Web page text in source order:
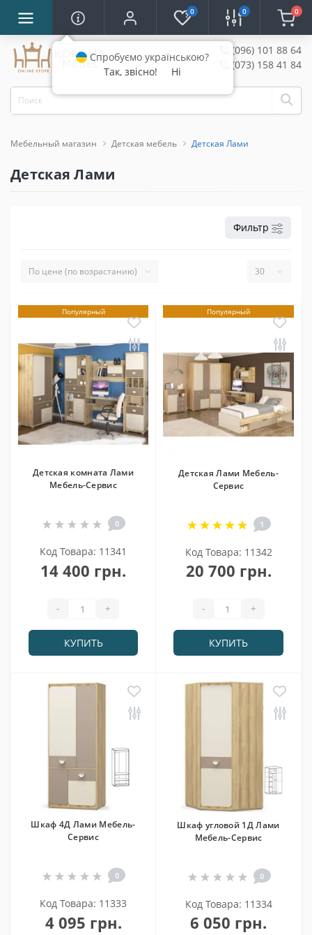
0 0 0
(096) 101 88 64
(073) 158 41 84
Мебельный магазин Детская мебель Детская Лами
Детская Лами
Фильтр
Популярный
Детская комната Лами
Мебель-Сервис
0
Код Товара: 11341
14 400 грн.
- +
КУПИТЬ
Популярный
Детская Лами Мебель-
Сервис
1
Код Товара: 11342
20 700 грн.
- +
КУПИТЬ
Шкаф 4Д Лами Мебель-
Сервис
0
Код Товара: 11333
4 095 грн.
Шкаф угловой 1Д Лами
Мебель-Сервис
0
Код Товара: 11334
6 050 грн.
Спробуємо українською?
Так, звісно!
Ні